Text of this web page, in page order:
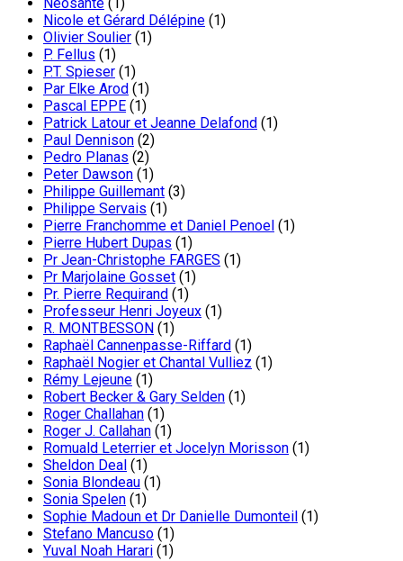
Nicole et Gérard Délépine (1)
Olivier Soulier (1)
P. Fellus (1)
P.T. Spieser (1)
Par Elke Arod (1)
Pascal EPPE (1)
Patrick Latour et Jeanne Delafond (1)
Paul Dennison (2)
Pedro Planas (2)
Peter Dawson (1)
Philippe Guillemant (3)
Philippe Servais (1)
Pierre Franchomme et Daniel Penoel (1)
Pierre Hubert Dupas (1)
Pr Jean-Christophe FARGES (1)
Pr Marjolaine Gosset (1)
Pr. Pierre Requirand (1)
Professeur Henri Joyeux (1)
R. MONTBESSON (1)
Raphaël Cannenpasse-Riffard (1)
Raphaël Nogier et Chantal Vulliez (1)
Rémy Lejeune (1)
Robert Becker & Gary Selden (1)
Roger Challahan (1)
Roger J. Callahan (1)
Romuald Leterrier et Jocelyn Morisson (1)
Sheldon Deal (1)
Sonia Blondeau (1)
Sonia Spelen (1)
Sophie Madoun et Dr Danielle Dumonteil (1)
Stefano Mancuso (1)
Yuval Noah Harari (1)